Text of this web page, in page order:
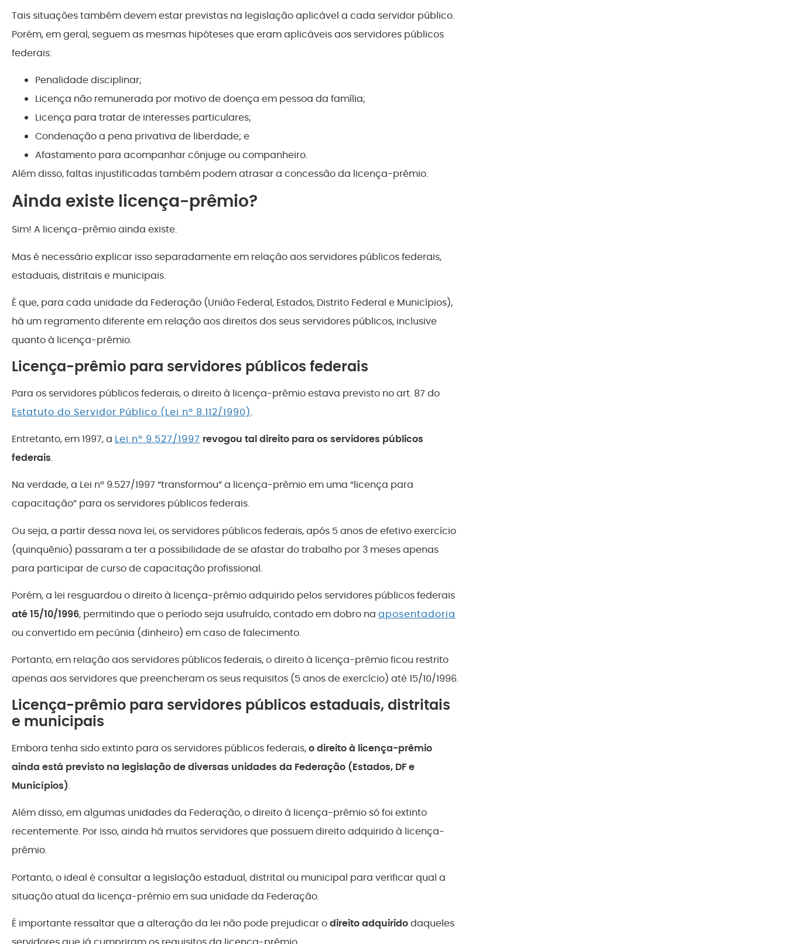
Tais situações também devem estar previstas na legislação aplicável a cada servidor público.
Porém, em geral, seguem as mesmas hipóteses que eram aplicáveis aos servidores públicos
federais:
Penalidade disciplinar;
Licença não remunerada por motivo de doença em pessoa da família;
Licença para tratar de interesses particulares;
Condenação a pena privativa de liberdade; e
Afastamento para acompanhar cônjuge ou companheiro.
Além disso, faltas injustificadas também podem atrasar a concessão da licença-prêmio.
Ainda existe licença-prêmio?
Sim! A licença-prêmio ainda existe.
Mas é necessário explicar isso separadamente em relação aos servidores públicos federais,
estaduais, distritais e municipais.
É que, para cada unidade da Federação (União Federal, Estados, Distrito Federal e Municípios),
há um regramento diferente em relação aos direitos dos seus servidores públicos, inclusive
quanto à licença-prêmio.
Licença-prêmio para servidores públicos federais
Para os servidores públicos federais, o direito à licença-prêmio estava previsto no art. 87 do
Estatuto do Servidor Público (Lei nº 8.112/1990).
Entretanto, em 1997, a Lei nº 9.527/1997 revogou tal direito para os servidores públicos
federais.
Na verdade, a Lei nº 9.527/1997 “transformou” a licença-prêmio em uma “licença para
capacitação” para os servidores públicos federais.
Ou seja, a partir dessa nova lei, os servidores públicos federais, após 5 anos de efetivo exercício
(quinquênio) passaram a ter a possibilidade de se afastar do trabalho por 3 meses apenas
para participar de curso de capacitação profissional.
Porém, a lei resguardou o direito à licença-prêmio adquirido pelos servidores públicos federais
até 15/10/1996, permitindo que o período seja usufruído, contado em dobro na aposentadoria
ou convertido em pecúnia (dinheiro) em caso de falecimento.
Portanto, em relação aos servidores públicos federais, o direito à licença-prêmio ficou restrito
apenas aos servidores que preencheram os seus requisitos (5 anos de exercício) até 15/10/1996.
Licença-prêmio para servidores públicos estaduais, distritais
e municipais
Embora tenha sido extinto para os servidores públicos federais,o direito à licença-prêmio
ainda está previsto na legislação de diversas unidades da Federação (Estados, DF e
Municípios).
Além disso, em algumas unidades da Federação, o direito à licença-prêmio só foi extinto
recentemente. Por isso, ainda há muitos servidores que possuem direito adquirido à licença-
prêmio.
Portanto, o ideal é consultar a legislação estadual, distrital ou municipal para verificar qual a
situação atual da licença-prêmio em sua unidade da Federação.
É importante ressaltar que a alteração da lei não pode prejudicar odireito adquiridodaqueles